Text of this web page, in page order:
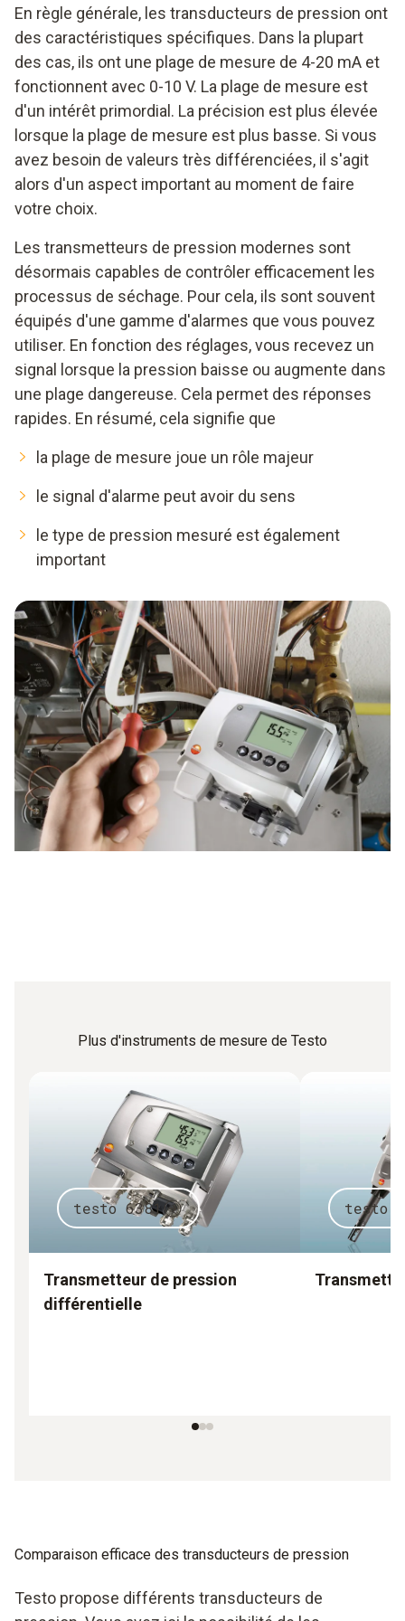
En règle générale, les transducteurs de pression ont
des caractéristiques spécifiques. Dans la plupart
des cas, ils ont une plage de mesure de 4-20 mA et
fonctionnent avec 0-10 V. La plage de mesure est
d'un intérêt primordial. La précision est plus élevée
lorsque la plage de mesure est plus basse. Si vous
avez besoin de valeurs très différenciées, il s'agit
alors d'un aspect important au moment de faire
votre choix.
Les transmetteurs de pression modernes sont
désormais capables de contrôler efficacement les
processus de séchage. Pour cela, ils sont souvent
équipés d'une gamme d'alarmes que vous pouvez
utiliser. En fonction des réglages, vous recevez un
signal lorsque la pression baisse ou augmente dans
une plage dangereuse. Cela permet des réponses
rapides. En résumé, cela signifie que
la plage de mesure joue un rôle majeur
le signal d'alarme peut avoir du sens
le type de pression mesuré est également
important
Plus d'instruments de mesure de Testo
testo 6381
Transmetteur de pression
différentielle
testo
Comparaison efficace des transducteurs de pression
Testo propose différents transducteurs de